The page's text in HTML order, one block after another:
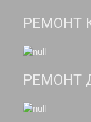
РЕМОНТ
РЕМОНТ